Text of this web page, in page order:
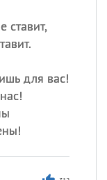
ставит,
для вас!